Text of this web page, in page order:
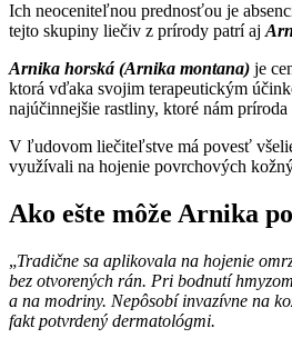
Ich neoceniteľnou prednosťou je
tejto skupiny liečiv z prírody patrí aj
Arnika horská (Arnika montana) je
ktorá vďaka svojim terapeutickým
najúčinnejšie rastliny, ktoré nám príroda
V ľudovom liečiteľstve má povesť
využívali na hojenie povrchových
Ako ešte môže Arnika
„Tradične sa aplikovala na hojenie
bez otvorených rán. Pri bodnutí
a na modriny. Nepôsobí invazívne na
fakt potvrdený dermatológmi.